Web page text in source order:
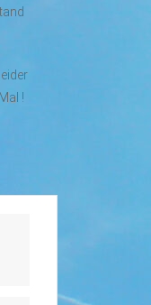
!